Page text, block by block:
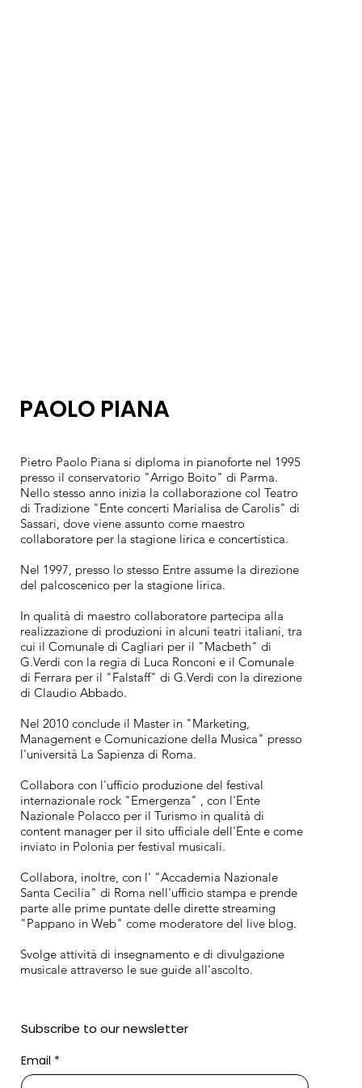
PAOLO PIANA
Pietro Paolo Piana si diploma in pianoforte nel 1995
presso il conservatorio "Arrigo Boito" di Parma.
Nello stesso anno inizia la collaborazione col Teatro
di Tradizione "Ente concerti Marialisa de Carolis" di
Sassari, dove viene assunto come maestro
collaboratore per la stagione lirica e concertistica.
Nel 1997, presso lo stesso Entre assume la direzione
del palcoscenico per la stagione lirica.
In qualità di maestro collaboratore partecipa alla
realizzazione di produzioni in alcuni teatri italiani, tra
cui il Comunale di Cagliari per il "Macbeth" di
G.Verdi con la regia di Luca Ronconi e il Comunale
di Ferrara per il "Falstaff" di G.Verdi con la direzione
di Claudio Abbado.
Nel 2010 conclude il Master in "Marketing,
Management e Comunicazione della Musica" presso
l'università La Sapienza di Roma.
Collabora con l'ufficio produzione del festival
internazionale rock "Emergenza" , con l'Ente
Nazionale Polacco per il Turismo in qualità di
content manager per il sito ufficiale dell'Ente e come
inviato in Polonia per festival musicali.
Collabora, inoltre, con l' "Accademia Nazionale
Santa Cecilia" di Roma nell'ufficio stampa e prende
parte alle prime puntate delle dirette streaming
"Pappano in Web" come moderatore del live blog.
Svolge attività di insegnamento e di divulgazione
musicale attraverso le sue guide all'ascolto.
Subscribe to our newsletter
Email *